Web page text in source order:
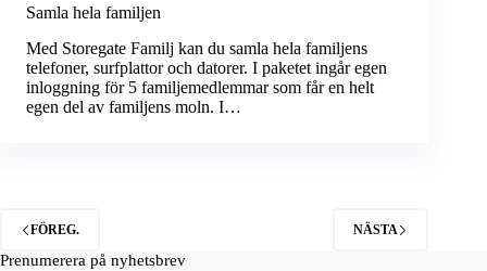
Samla hela familjen
Med Storegate Familj kan du samla hela familjens
telefoner, surfplattor och datorer. I paketet ingår egen
inloggning för 5 familjemedlemmar som får en helt
egen del av familjens moln. I…
FÖREG. NÄSTA
Prenumerera på nyhetsbrev